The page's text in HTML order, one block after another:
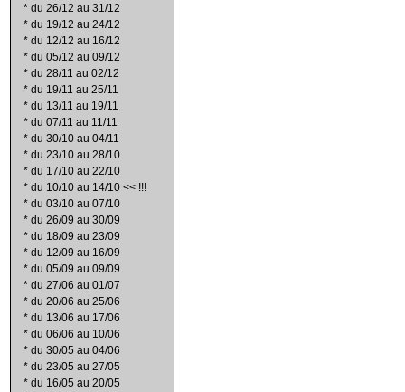
* du 26/12 au 31/12
* du 19/12 au 24/12
* du 12/12 au 16/12
* du 05/12 au 09/12
* du 28/11 au 02/12
* du 19/11 au 25/11
* du 13/11 au 19/11
* du 07/11 au 11/11
* du 30/10 au 04/11
* du 23/10 au 28/10
* du 17/10 au 22/10
* du 10/10 au 14/10 << !!!
* du 03/10 au 07/10
* du 26/09 au 30/09
* du 18/09 au 23/09
* du 12/09 au 16/09
* du 05/09 au 09/09
* du 27/06 au 01/07
* du 20/06 au 25/06
* du 13/06 au 17/06
* du 06/06 au 10/06
* du 30/05 au 04/06
* du 23/05 au 27/05
* du 16/05 au 20/05